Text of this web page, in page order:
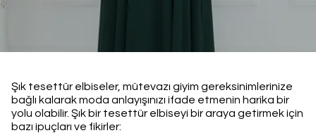
Şık tesettür elbiseler, mütevazı giyim gereksinimlerinize
bağlı kalarak moda anlayışınızı ifade etmenin harika bir
yolu olabilir. Şık bir tesettür elbiseyi bir araya getirmek için
bazı ipuçları ve fikirler: